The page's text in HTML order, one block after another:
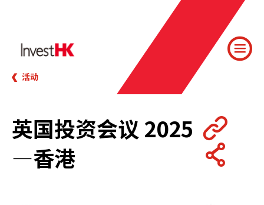
活动
英国投资会议 2025
—香港